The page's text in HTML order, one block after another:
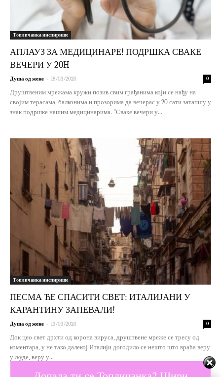
Топличанка инспирише
АПЛАУЗ ЗА МЕДИЦИНАРЕ! ПОДРШКА СВАКЕ
ВЕЧЕРИ У 20H
Душа од жене - 18/03/2020 0
Друштвеним мрежама кружи позив свим грађанима који се нађу на
својим терасама, балконима и прозорима да вечерас у 20 сати затапшу у
знак подршке нашим медицинарима. "Сваке вечери у...
Топличанка инспирише
ПЕСМА ЋЕ СПАСИТИ СВЕТ: ИТАЛИЈАНИ У
КАРАНТИНУ ЗАПЕВАЛИ!
Душа од жене - 13/03/2020 0
Док цео свет дрхти од корона вируса, друштвене мреже се тресу од
коментара, у не тако далекој Италији догодило се нешто што враћа веру
у људе, веру у...